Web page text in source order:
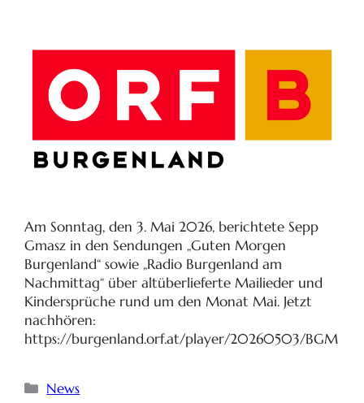
Am Sonntag, den 3. Mai 2026, berichtete Sepp
Gmasz in den Sendungen „Guten Morgen
Burgenland“ sowie „Radio Burgenland am
Nachmittag“ über altüberlieferte Mailieder und
Kindersprüche rund um den Monat Mai. Jetzt
nachhören:
https://burgenland.orf.at/player/20260503/BGM
News